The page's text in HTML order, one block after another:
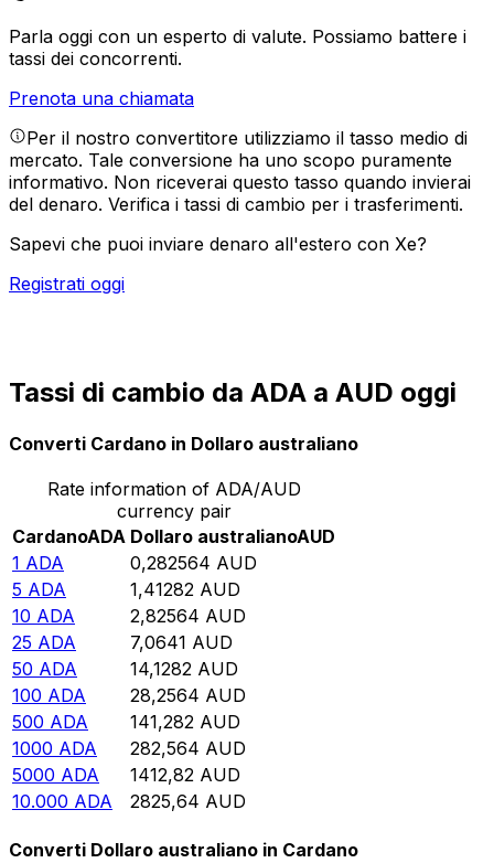
Parla oggi con un esperto di valute. Possiamo battere i
tassi dei concorrenti.
Prenota una chiamata
Per il nostro convertitore utilizziamo il tasso medio di
mercato. Tale conversione ha uno scopo puramente
informativo. Non riceverai questo tasso quando invierai
del denaro. Verifica i tassi di cambio per i trasferimenti.
Sapevi che puoi inviare denaro all'estero con Xe?
Registrati oggi
Tassi di cambio da ADA a AUD oggi
Converti Cardano in Dollaro australiano
Rate information of ADA/AUD
currency pair
CardanoADA Dollaro australianoAUD
1 ADA 0,282564 AUD
5 ADA 1,41282 AUD
10 ADA 2,82564 AUD
25 ADA 7,0641 AUD
50 ADA 14,1282 AUD
100 ADA 28,2564 AUD
500 ADA 141,282 AUD
1000 ADA 282,564 AUD
5000 ADA 1412,82 AUD
10.000 ADA 2825,64 AUD
Converti Dollaro australiano in Cardano